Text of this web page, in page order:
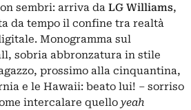
sembri: arriva da LG Williams,
da tempo il confine tra realtà
Monogramma sul
sobria abbronzatura in stile
prossimo alla cinquantina,
e le Hawaii: beato lui! – sorriso
intercalare quello yeah